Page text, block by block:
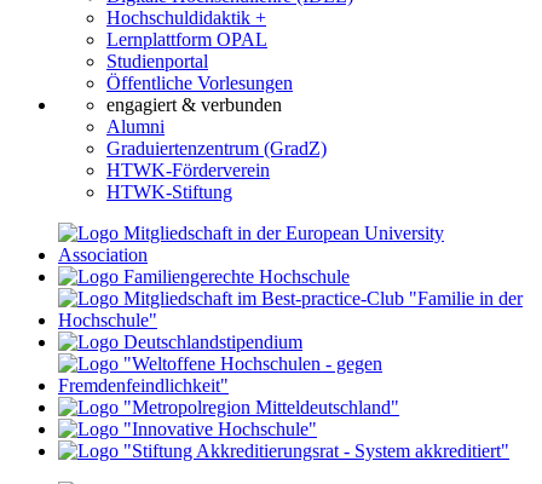
Hochschuldidaktik +
Lernplattform OPAL
Studienportal
Öffentliche Vorlesungen
engagiert & verbunden
Alumni
Graduiertenzentrum (GradZ)
HTWK-Förderverein
HTWK-Stiftung